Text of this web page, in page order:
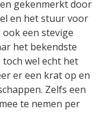
gekenmerkt door
en het stuur voor
een stevige
het bekendste
wel echt het
er een krat op en
Zelfs een
te nemen per